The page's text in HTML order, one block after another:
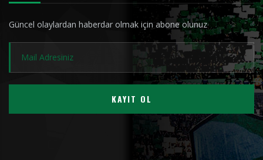
Güncel olaylardan haberdar olmak için abone olunuz
KAYIT OL